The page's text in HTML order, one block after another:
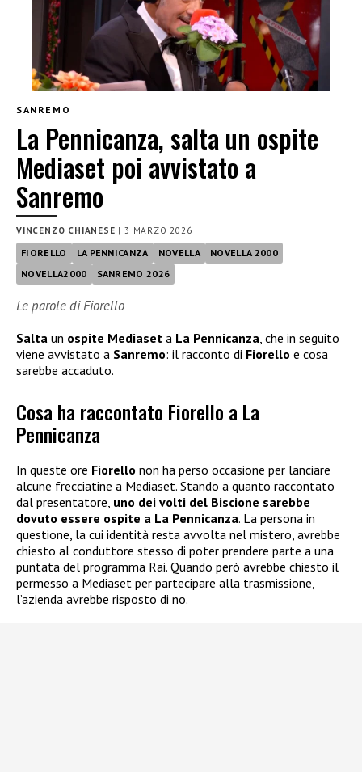
SANREMO
La Pennicanza, salta un ospite
Mediaset poi avvistato a
Sanremo
VINCENZO CHIANESE |3 MARZO 2026
FIORELLO LA PENNICANZA NOVELLA
NOVELLA 2000
NOVELLA2000
SANREMO 2026
Le parole di Fiorello
Salta un ospite Mediaset a La Pennicanza, che in seguito
viene avvistato a Sanremo: il racconto di Fiorello e cosa
sarebbe accaduto.
Cosa ha raccontato Fiorello a La
Pennicanza
In queste ore Fiorello non ha perso occasione per lanciare
alcune frecciatine a Mediaset. Stando a quanto raccontato
dal presentatore, uno dei volti del Biscione sarebbe
dovuto essere ospite a La Pennicanza. La persona in
questione, la cui identità resta avvolta nel mistero, avrebbe
chiesto al conduttore stesso di poter prendere parte a una
puntata del programma Rai. Quando però avrebbe chiesto il
permesso a Mediaset per partecipare alla trasmissione,
l’azienda avrebbe risposto di no.